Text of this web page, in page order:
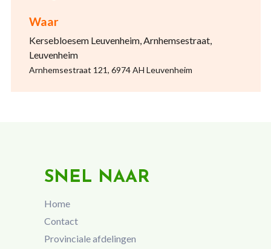
Waar
Kersebloesem Leuvenheim, Arnhemsestraat,
Leuvenheim
Arnhemsestraat 121, 6974 AH Leuvenheim
SNEL NAAR
Home
Contact
Provinciale afdelingen